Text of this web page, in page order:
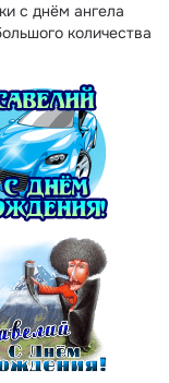
с днём ангела
количества